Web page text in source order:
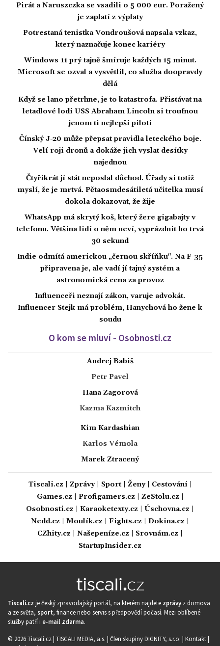
Pirát a Naruszczka se vsadili o 5 000 eur. Poražený
je zaplatí z výplaty
Potrestaná tenistka Vondroušová napsala vzkaz,
který naznačuje konec kariéry
Windows 11 prý tajně šmíruje každých 15 minut.
Microsoft se ozval a vysvětlil, co služba doopravdy
dělá
Když se lano přetrhne, je to katastrofa. Přistávat na
letadlové lodi USS Abraham Lincoln si troufnou
jenom ti nejlepší piloti
Čínský J-20 může přepsat pravidla leteckého boje.
Velí roji dronů a dokáže jich vyslat desítky
najednou
Čtyřikrát jí stát neposlal důchod. Úřady si totiž
myslí, že je mrtvá. Pětaosmdesátiletá učitelka musí
dokola dokazovat, že žije
WhatsApp má skrytý koš, který žere gigabajty v
telefonu. Většina lidí o něm neví, vyprázdnit ho trvá
30 sekund
Indie odmítá americkou „černou skříňku". Na F-35
připravena je, ale vadí jí tajný systém a
astronomická cena za provoz
Influenceři neznají zákon, varuje advokát.
Influencer Stejk má problém, Hanychová ho žene k
soudu
O kom se mluví - Osobnosti.cz
Andrej Babiš
Petr Pavel
Hana Zagorová
Kazma Kazmitch
Kim Kardashian
Karlos Vémola
Marek Ztracený
Tiscali.cz Zprávy| Sport| Ženy| Cestování|
Games.cz
Profigamers.cz ZeStolu.cz
Osobnosti.cz
Karaoketexty.cz Úschovna.cz
Nedd.cz
Moulík.cz Fights.cz Dokina.cz
CZhity.cz
Našepeníze.cz Srovnám.cz
StartupInsider.cz
Tiscali.cz je český zpravodajský portál, na kterém najdete zprávy z domova
a ze světa, sport, finance nebo servis s předpovědí počasí. Mezi oblíbené
služby patří i e-mail zdarma.
© 2026 Tiscali.cz | TISCALI MEDIA, a.s. | Člen skupiny DIGNITY, s.r.o. | Kontakt|